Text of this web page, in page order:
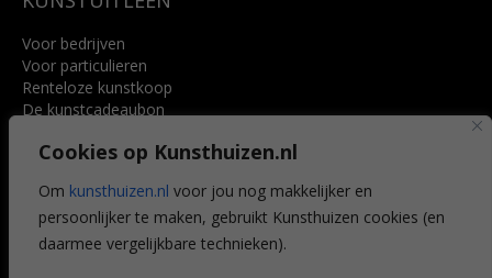
Cookies op Kunsthuizen.nl
Om kunsthuizen.nl voor jou nog makkelijker en
persoonlijker te maken, gebruikt Kunsthuizen cookies (en
daarmee vergelijkbare technieken).
Voor bedrijven
Voor particulieren
Renteloze kunstkoop
De kunstcadeaubon
Voordelen
Veelgestelde vragen
CONTACT